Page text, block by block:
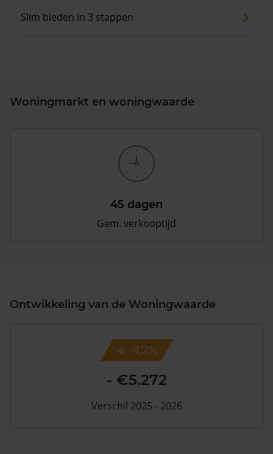
Slim bieden in 3 stappen
Woningmarkt en woningwaarde
45 dagen
Gem. verkooptijd
Ontwikkeling van de Woningwaarde
-1,2%
- €5.272
Verschil 2025 - 2026